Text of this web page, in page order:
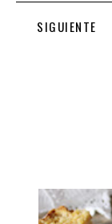
SIGUIENTE